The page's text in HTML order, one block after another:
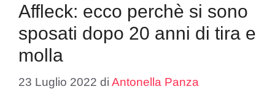
Affleck: ecco perchè si sono
sposati dopo 20 anni di tira e
molla
23 Luglio 2022 di Antonella Panza